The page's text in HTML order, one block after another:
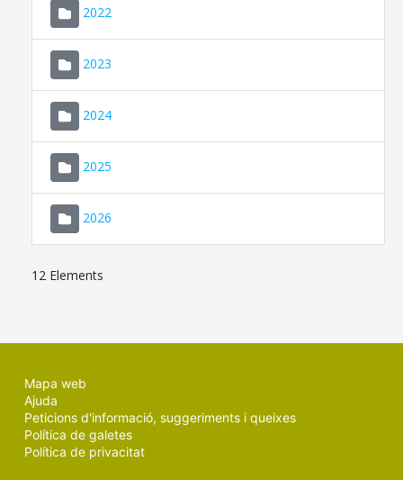
2022
2023
2024
2025
2026
12 Elements
Mapa web
Ajuda
Peticions d'informació, suggeriments i queixes
Política de galetes
Política de privacitat